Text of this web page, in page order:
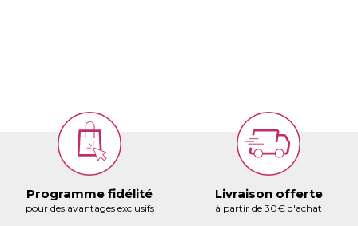
Programme fidélité
pour des avantages exclusifs
Livraison offerte
à partir de 30€ d'achat